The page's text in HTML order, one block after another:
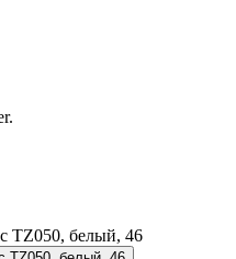
TZ050, белый, 46